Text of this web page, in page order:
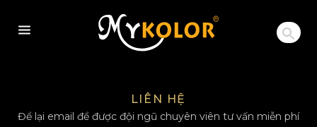
MYKOLOR
LIÊN HỆ
Để lại email để được đội ngũ chuyên viên tư vấn miễn phí